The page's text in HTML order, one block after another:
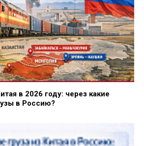
в 2026 году: через какие
в Россию?